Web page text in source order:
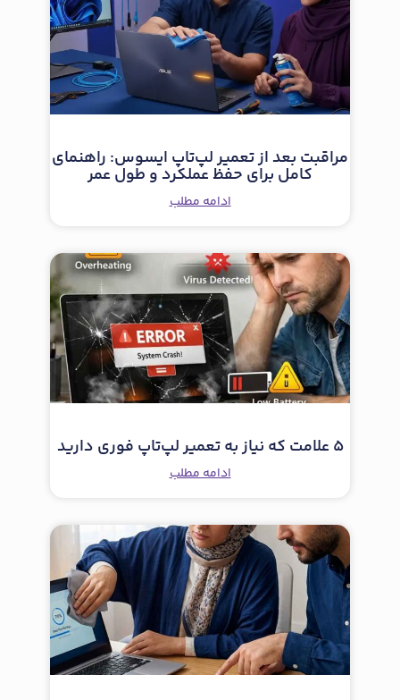
مراقبت بعد از تعمیر لپ‌تاپ ایسوس: راهنمای
کامل برای حفظ عملکرد و طول عمر
ادامه مطلب
5 علامت که نیاز به تعمیر لپ‌تاپ فوری دارید
ادامه مطلب